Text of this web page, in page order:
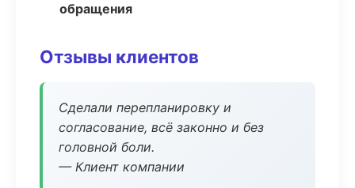
обращения
Отзывы клиентов
Сделали перепланировку и
согласование, всё законно и без
головной боли.
— Клиент компании